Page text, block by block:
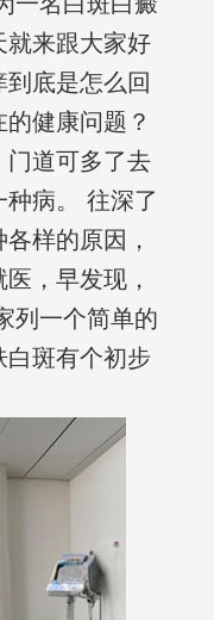
就来跟大家好
底是怎么回
健康问题？
门道可多了去
病。 往深了
样的原因，
，早发现，
列一个简单的
白斑有个初步